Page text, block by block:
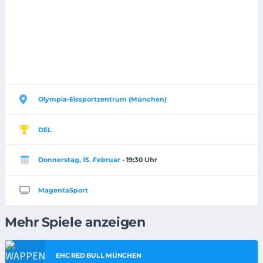
Olympia-Eissportzentrum (München)
DEL
Donnerstag, 15. Februar - 19:30 Uhr
MagentaSport
Mehr Spiele anzeigen
EHC RED BULL MÜNCHEN